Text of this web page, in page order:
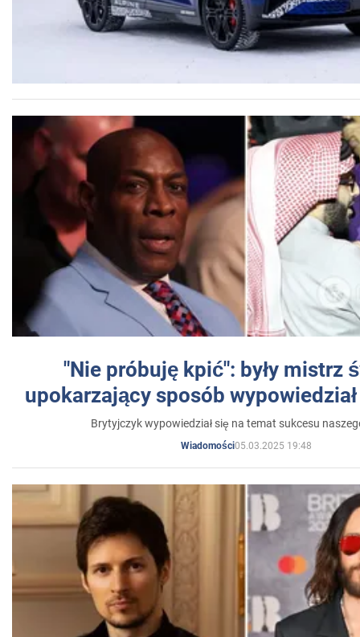
"Nie próbuję kpić": były mistrz
upokarzający sposób
Brytyjczyk wypowiedział się na temat sukcesu
Wiadomości05.03.2025 19:48